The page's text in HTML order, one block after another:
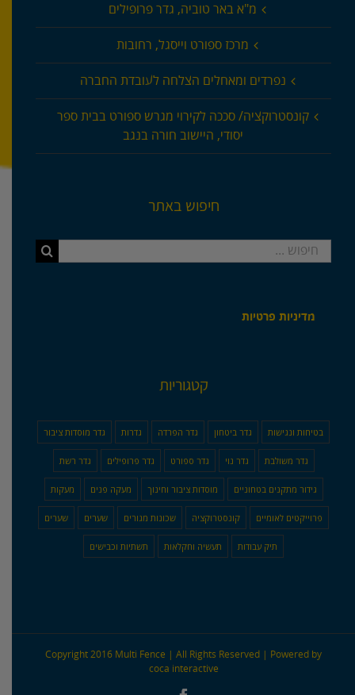
מ"א באר טוביה, גדר פרופילים
מרכז ספורט וייסגל, רחובות
נפרדים ומאחלים הצלחה לעובדת החברה
קונסטרוקציה/ סככה לקירוי מגרש ספורט בבית ספר
יסודי, היישוב חורה בנגב
חיפוש באתר
חיפוש...
מדיניות פרטיות
קטגוריות
בטיחות ונגישות גדר ביטחון גדר הפרדה גדרות גדר מוסדות ציבור
גדר משולבת גדר נוי גדר ספורט גדר פרופילים גדר רשת
גידור מתקנים בטחוניים מוסדות ציבור וחינוך מעקה פנים מעקות
פרוייקטים לאומיים קונסטרוקציה שכונות מגורים שערים שערים
תיק עבודות תעשיה וחקלאות תשתיות וכבישים
Copyright 2016 Multi Fence | All Rights Reserved | Powered by
coca interactive